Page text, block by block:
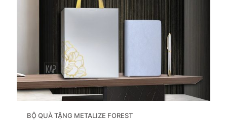
BỘ QUÀ TẶNG METALIZE FOREST